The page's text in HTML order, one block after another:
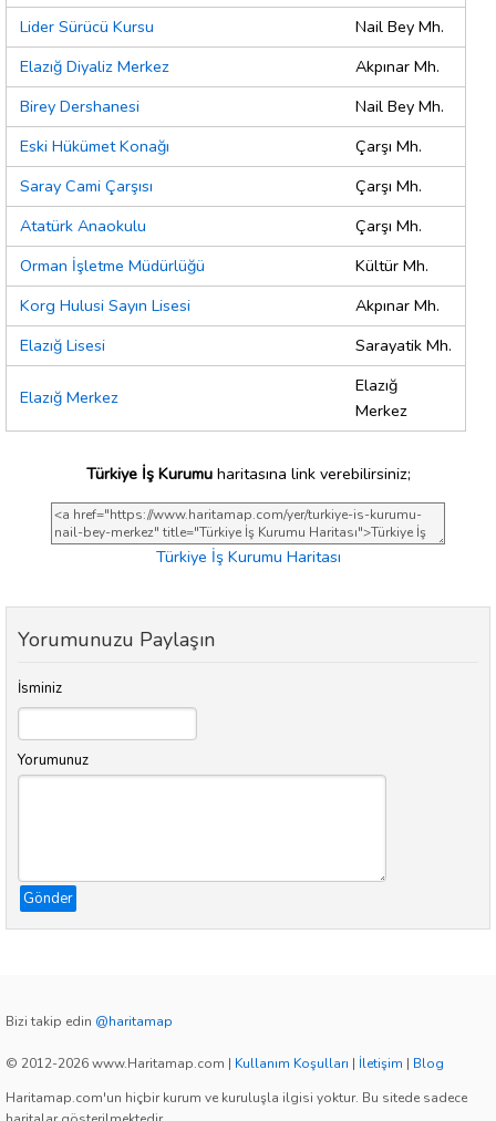
Lider Sürücü Kursu
Nail Bey Mh.
Elazığ Diyaliz Merkez
Akpınar Mh.
Birey Dershanesi
Nail Bey Mh.
Eski Hükümet Konağı
Çarşı Mh.
Saray Cami Çarşısı
Çarşı Mh.
Atatürk Anaokulu
Çarşı Mh.
Orman İşletme Müdürlüğü
Kültür Mh.
Korg Hulusi Sayın Lisesi
Akpınar Mh.
Elazığ Lisesi
Sarayatik Mh.
Elazığ Merkez
Elazığ
Merkez
Türkiye İş Kurumuharitasına link verebilirsiniz;
Türkiye İş Kurumu Haritası
Yorumunuzu Paylaşın
İsminiz
Yorumunuz
Gönder
Bizi takip edin @haritamap
© 2012-2026 www.Haritamap.com | Kullanım Koşulları | İletişim | Blog
Haritamap.com'un hiçbir kurum ve kuruluşla ilgisi yoktur. Bu sitede sadece